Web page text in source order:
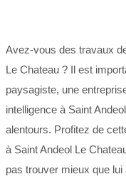
Avez-vous des travaux
Le Chateau ? Il est
paysagiste, une
intelligence à Saint
alentours. Profitez de
à Saint Andeol Le
pas trouver mieux que